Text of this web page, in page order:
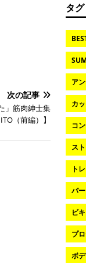
次の記事
」筋肉紳士集
（前編）】
タグ
ア
カ
コ
ス
ト
パ
ビ
プ
ボ